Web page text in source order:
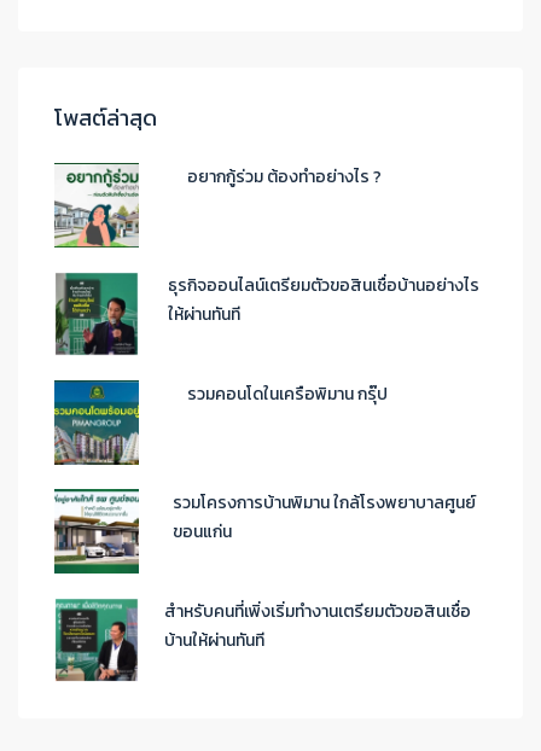
โพสต์ล่าสุด
อยากกู้ร่วม ต้องทำอย่างไร ?
ธุรกิจออนไลน์เตรียมตัวขอสินเชื่อบ้านอย่างไร
ให้ผ่านทันที
รวมคอนโดในเครือพิมาน กรุ๊ป
รวมโครงการบ้านพิมาน ใกล้โรงพยาบาลศูนย์
ขอนแก่น
สำหรับคนที่เพิ่งเริ่มทำงานเตรียมตัวขอสินเชื่อ
บ้านให้ผ่านทันที